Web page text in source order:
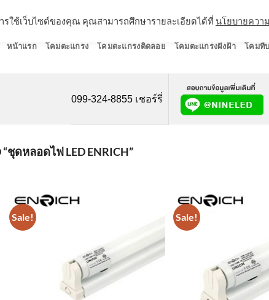
หน้าแรก โคมตะแกรง โคมตะแกรงติดลอย โคมตะแกรงฝังฝ้า โคมที
099-324-8855 เชอร์รี่
“ชุดหลอดไฟ LED ENRICH”
Sale! Sale!
ใช้เว็บไซต์ของคุณ คุณสามารถศึกษารายละเอียดได้ที่ นโยบายควา